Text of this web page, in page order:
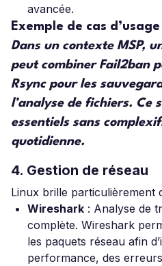
avancée.
Exemple de cas d’usage
Dans un contexte MSP,
peut combiner Fail2ban
Rsync pour les
l’analyse de fichiers. Ce
essentiels sans
quotidienne.
4. Gestion de réseau
Linux brille particulièrement
Wireshark : Analyse de
complète. Wireshark
les paquets réseau afin
performance, des